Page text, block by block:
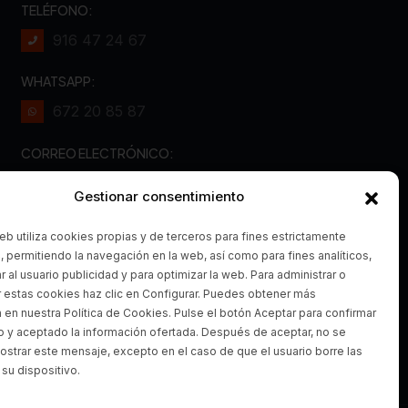
Gestionar consentimiento
utiliza cookies propias y de terceros para fines estrictamente
permitiendo la navegación en la web, así como para fines analíticos,
al usuario publicidad y para optimizar la web. Para administrar o
estas cookies haz clic en Configurar. Puedes obtener más
en nuestra Política de Cookies. Pulse el botón Aceptar para confirmar
y aceptado la información ofertada. Después de aceptar, no se
este mensaje, excepto en el caso de que el usuario borre las
dispositivo.
TELÉFONO:
916 47 24 67
WHATSAPP:
672 20 85 87
CORREO ELECTRÓNICO:
Pol. Ind. la Fuensanta, Calle
Venus, 2, Nave 5, 28936
Móstoles, Madrid